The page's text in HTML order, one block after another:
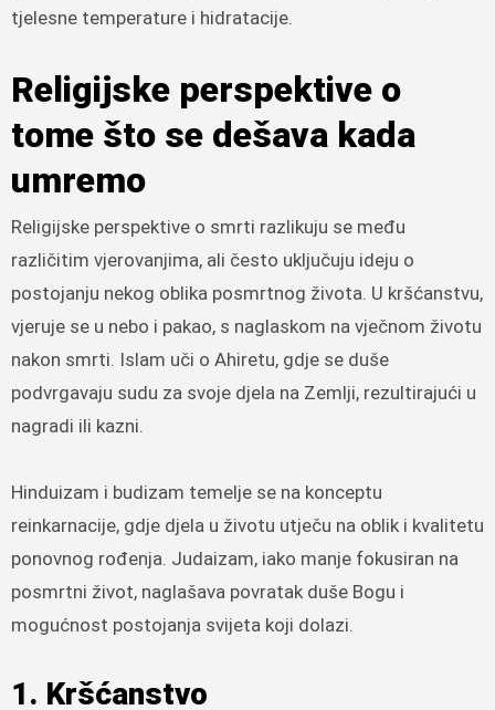
tjelesne temperature i hidratacije.
Religijske perspektive o
tome što se dešava kada
umremo
Religijske perspektive o smrti razlikuju se među
različitim vjerovanjima, ali često uključuju ideju o
postojanju nekog oblika posmrtnog života. U kršćanstvu,
vjeruje se u nebo i pakao, s naglaskom na vječnom životu
nakon smrti. Islam uči o Ahiretu, gdje se duše
podvrgavaju sudu za svoje djela na Zemlji, rezultirajući u
nagradi ili kazni.
Hinduizam i budizam temelje se na konceptu
reinkarnacije, gdje djela u životu utječu na oblik i kvalitetu
ponovnog rođenja. Judaizam, iako manje fokusiran na
posmrtni život, naglašava povratak duše Bogu i
mogućnost postojanja svijeta koji dolazi.
1. Kršćanstvo